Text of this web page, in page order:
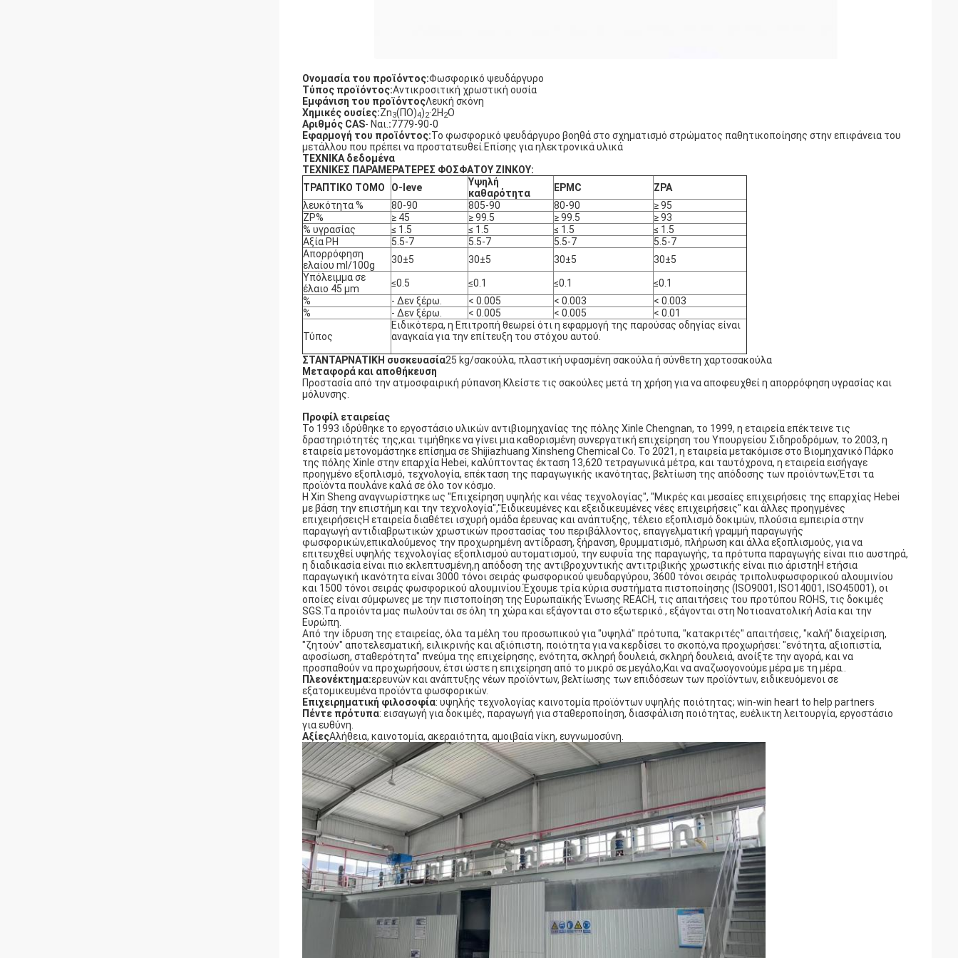
Ονομασία του προϊόντος:Φωσφορικό ψευδάργυρο
Τύπος προϊόντος:Αντικροσιτική χρωστική ουσία
Εμφάνιση του προϊόντοςΛευκή σκόνη
Χημικές ουσίες:Zn3(ΠΟ)4)2·2H 2Ο
Αριθμός CAS- Ναι. :7779-90-0
Εφαρμογή του προϊόντος:Το φωσφορικό ψευδάργυρο βοηθά στο σχηματισμό στρώματος παθητικοποίησης στην επιφάνεια του
μετάλλου που πρέπει να προστατευθεί.Επίσης για ηλεκτρονικά υλικά
ΤΕΧΝΙΚΑ δεδομένα
ΤΕΧΝΙΚΕΣ ΠΑΡΑΜΕΡΑΤΕΡΕΣ ΦΟΣΦΑΤΟΥ ΖΙΝΚΟΥ:
ΤΡΑΠΤΙΚΟ ΤΟΜΟ
O-leve
Υψηλή
καθαρότητα
EPMC
ZPA
λευκότητα %
80-90 805-90 80-90
≥ 95
ZP%
≥ 45 ≥ 99.5 ≥ 99.5
≥ 93
% υγρασίας
≤ 1.5 ≤ 1.5 ≤ 1.5
≤ 1.5
Αξία PH
5.5-7 5.5-7 5.5-7
5.5-7
Απορρόφηση
ελαίου ml/100g
30±5 30±5 30±5
30±5
Υπόλειμμα σε
έλαιο 45 μm
≤0.5 ≤0.1 ≤0.1
≤0.1
%
- Δεν ξέρω. < 0.005 < 0.003
< 0.003
%
- Δεν ξέρω. < 0.005 < 0.005 < 0.01
Τύπος
Ειδικότερα, η Επιτροπή θεωρεί ότι η εφαρμογή της παρούσας οδηγίας είναι
αναγκαία για την επίτευξη του στόχου αυτού.
ΣΤΑΝΤΑΡΝΑΤΙΚΗ συσκευασία25 kg/σακούλα, πλαστική υφασμένη σακούλα ή σύνθετη χαρτοσακούλα
Μεταφορά και αποθήκευση
Προστασία από την ατμοσφαιρική ρύπανση.Κλείστε τις σακούλες μετά τη χρήση για να αποφευχθεί η απορρόφηση υγρασίας και
μόλυνσης.
Προφίλ εταιρείας
Το 1993 ιδρύθηκε το εργοστάσιο υλικών αντιβιομηχανίας της πόλης Xinle Chengnan, το 1999, η εταιρεία επέκτεινε τις
δραστηριότητές της,και τιμήθηκε να γίνει μια καθορισμένη συνεργατική επιχείρηση του Υπουργείου Σιδηροδρόμων, το 2003, η
εταιρεία μετονομάστηκε επίσημα σε Shijiazhuang Xinsheng Chemical Co. Το 2021, η εταιρεία μετακόμισε στο Βιομηχανικό Πάρκο
της πόλης Xinle στην επαρχία Hebei, καλύπτοντας έκταση 13,620 τετραγωνικά μέτρα, και ταυτόχρονα, η εταιρεία εισήγαγε
προηγμένο εξοπλισμό, τεχνολογία, επέκταση της παραγωγικής ικανότητας, βελτίωση της απόδοσης των προϊόντων,Έτσι τα
προϊόντα πουλάνε καλά σε όλο τον κόσμο.
Η Xin Sheng αναγνωρίστηκε ως "Επιχείρηση υψηλής και νέας τεχνολογίας", "Μικρές και μεσαίες επιχειρήσεις της επαρχίας Hebei
με βάση την επιστήμη και την τεχνολογία","Ειδικευμένες και εξειδικευμένες νέες επιχειρήσεις" και άλλες προηγμένες
επιχειρήσειςΗ εταιρεία διαθέτει ισχυρή ομάδα έρευνας και ανάπτυξης, τέλειο εξοπλισμό δοκιμών, πλούσια εμπειρία στην
παραγωγή αντιδιαβρωτικών χρωστικών προστασίας του περιβάλλοντος, επαγγελματική γραμμή παραγωγής
φωσφορικών,επικαλούμενος την προχωρημένη αντίδραση, ξήρανση, θρυμματισμό, πλήρωση και άλλα εξοπλισμούς, για να
επιτευχθεί υψηλής τεχνολογίας εξοπλισμού αυτοματισμού, την ευφυΐα της παραγωγής, τα πρότυπα παραγωγής είναι πιο αυστηρά,
η διαδικασία είναι πιο εκλεπτυσμένη,η απόδοση της αντιβροχυντικής αντιτριβικής χρωστικής είναι πιο άριστηΗ ετήσια
παραγωγική ικανότητα είναι 3000 τόνοι σειράς φωσφορικού ψευδαργύρου, 3600 τόνοι σειράς τριπολυφωσφορικού αλουμινίου
και 1500 τόνοι σειράς φωσφορικού αλουμινίου.Έχουμε τρία κύρια συστήματα πιστοποίησης (ISO9001, ISO14001, ISO45001), οι
οποίες είναι σύμφωνες με την πιστοποίηση της Ευρωπαϊκής Ένωσης REACH, τις απαιτήσεις του προτύπου ROHS, τις δοκιμές
SGS.Τα προϊόντα μας πωλούνται σε όλη τη χώρα και εξάγονται στο εξωτερικό., εξάγονται στη Νοτιοανατολική Ασία και την
Ευρώπη.
Από την ίδρυση της εταιρείας, όλα τα μέλη του προσωπικού για "υψηλά" πρότυπα, "κατακριτές" απαιτήσεις, "καλή" διαχείριση,
"ζητούν" αποτελεσματική, ειλικρινής και αξιόπιστη, ποιότητα για να κερδίσει το σκοπό,να προχωρήσει: "ενότητα, αξιοπιστία,
αφοσίωση, σταθερότητα" πνεύμα της επιχείρησης, ενότητα, σκληρή δουλειά, σκληρή δουλειά, ανοίξτε την αγορά, και να
προσπαθούν να προχωρήσουν, έτσι ώστε η επιχείρηση από το μικρό σε μεγάλο,Και να αναζωογονούμε μέρα με τη μέρα..
Πλεονέκτημα:ερευνών και ανάπτυξης νέων προϊόντων, βελτίωσης των επιδόσεων των προϊόντων, ειδικευόμενοι σε
εξατομικευμένα προϊόντα φωσφορικών.
Επιχειρηματική φιλοσοφία: υψηλής τεχνολογίας καινοτομία προϊόντων υψηλής ποιότητας; win-win heart to help partners
Πέντε πρότυπα: εισαγωγή για δοκιμές, παραγωγή για σταθεροποίηση, διασφάλιση ποιότητας, ευέλικτη λειτουργία, εργοστάσιο
για ευθύνη.
ΑξίεςΑλήθεια, καινοτομία, ακεραιότητα, αμοιβαία νίκη, ευγνωμοσύνη.